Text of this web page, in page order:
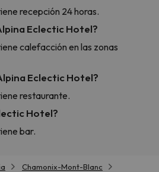
recepción 24 horas.
Eclectic Hotel?
calefacción en las zonas
Eclectic Hotel?
restaurante.
Hotel?
bar.
Chamonix-Mont-Blanc